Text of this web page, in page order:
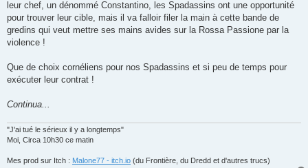
leur chef, un dénommé Constantino, les Spadassins ont une opportunité
pour trouver leur cible, mais il va falloir filer la main à cette bande de
gredins qui veut mettre ses mains avides sur la Rossa Passione par la
violence !
Que de choix cornéliens pour nos Spadassins et si peu de temps pour
exécuter leur contrat !
Continua...
"J'ai tué le sérieux il y a longtemps"
Moi, Circa 10h30 ce matin
Mes prod sur Itch : Malone77 - itch.io (du Frontière, du Dredd et d'autres trucs)